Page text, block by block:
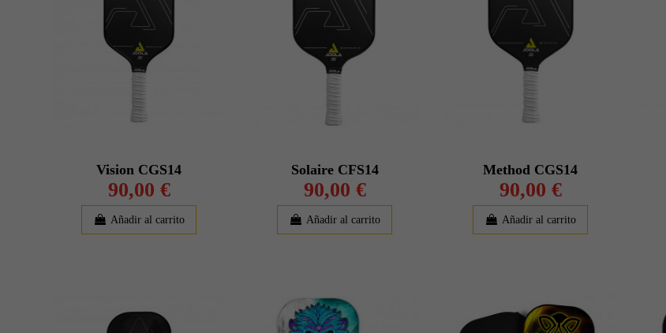
Vision CGS14
90,00 €
Añadir al carrito
Solaire CFS14
90,00 €
Añadir al carrito
Method CGS14
90,00 €
Añadir al carrito